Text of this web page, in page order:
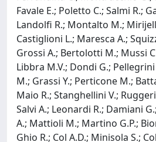
Favale E.; Poletto C.; Salmi R.;
Landolfi R.; Montalto M.;
Castiglioni L.; Maresca A.;
Grossi A.; Bertolotti M.; Mussi
Libbra M.V.; Dondi G.;
M.; Grassi Y.; Perticone M.;
Maio R.; Stanghellini V.;
Salvi A.; Leonardi R.; Damiani
A.; Mattioli M.; Martino G.P.;
Ghio R.; Col A.D.; Minisola S.;